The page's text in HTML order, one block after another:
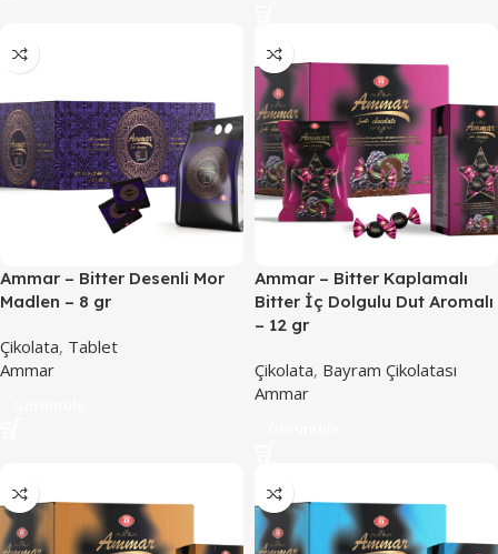
Ammar – Bitter Desenli Mor
Madlen – 8 gr
Çikolata, Tablet
Ammar
Ammar – Bitter Kaplamalı
Bitter İç Dolgulu Dut Aromalı
– 12 gr
Çikolata, Bayram Çikolatası
Ammar